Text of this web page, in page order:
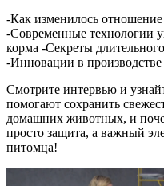
-Как изменилось
-Современные технологии
корма -Секреты
-Инновации в производстве
Смотрите интервью и
помогают сохранить
домашних животных, и
просто защита, а важный
питомца!